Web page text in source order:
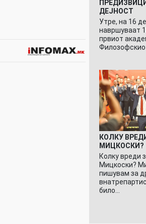
ДЕЈНОСТ
Утре, на 16
навршуваат
првиот
КОЛКУ
МИЦКОСКИ?
Колку вреди
Мицкоски?
пишувам за
било…